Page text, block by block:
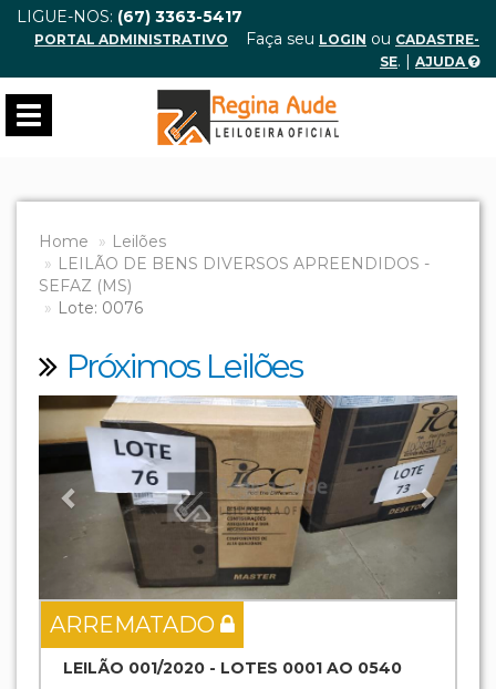
LIGUE-NOS: (67) 3363-5417
PORTAL ADMINISTRATIVO Faça seu LOGIN ou CADASTRE-
SE. | AJUDA
Toggle
navigation
Home
Leilões
LEILÃO DE BENS DIVERSOS APREENDIDOS -
SEFAZ (MS)
Lote: 0076
Próximos Leilões
Previous Next
ARREMATADO
LEILÃO 001/2020 - LOTES 0001 AO 0540